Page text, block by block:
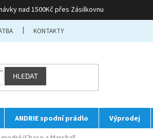
nad 1500Kč přes Zásilkovnu
KONTAKTY
HLEDAT
ANDRIE spodní prádlo Výprodej